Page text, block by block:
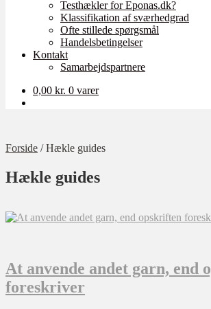
Testhækler for Eponas.dk?
Klassifikation af sværhedgrad
Ofte stillede spørgsmål
Handelsbetingelser
Kontakt
Samarbejdspartnere
0,00 kr. 0 varer
Forside /Hækle guides
Hækle guides
At anvende andet garn, end
foreskriver